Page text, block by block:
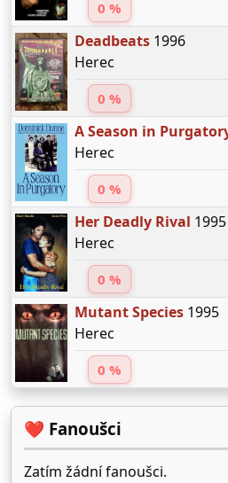
0 %
Deadbeats1996
Herec
0 %
A Season in
Herec
0 %
Her Deadly Rival 1995
Herec
0 %
Mutant Species1995
Herec
0 %
❤️ Fanoušci
Zatím žádní fanoušci.